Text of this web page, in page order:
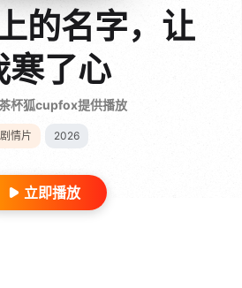
的名字，让
寒了心
杯狐cupfox提供播放
剧情片 2026
立即播放